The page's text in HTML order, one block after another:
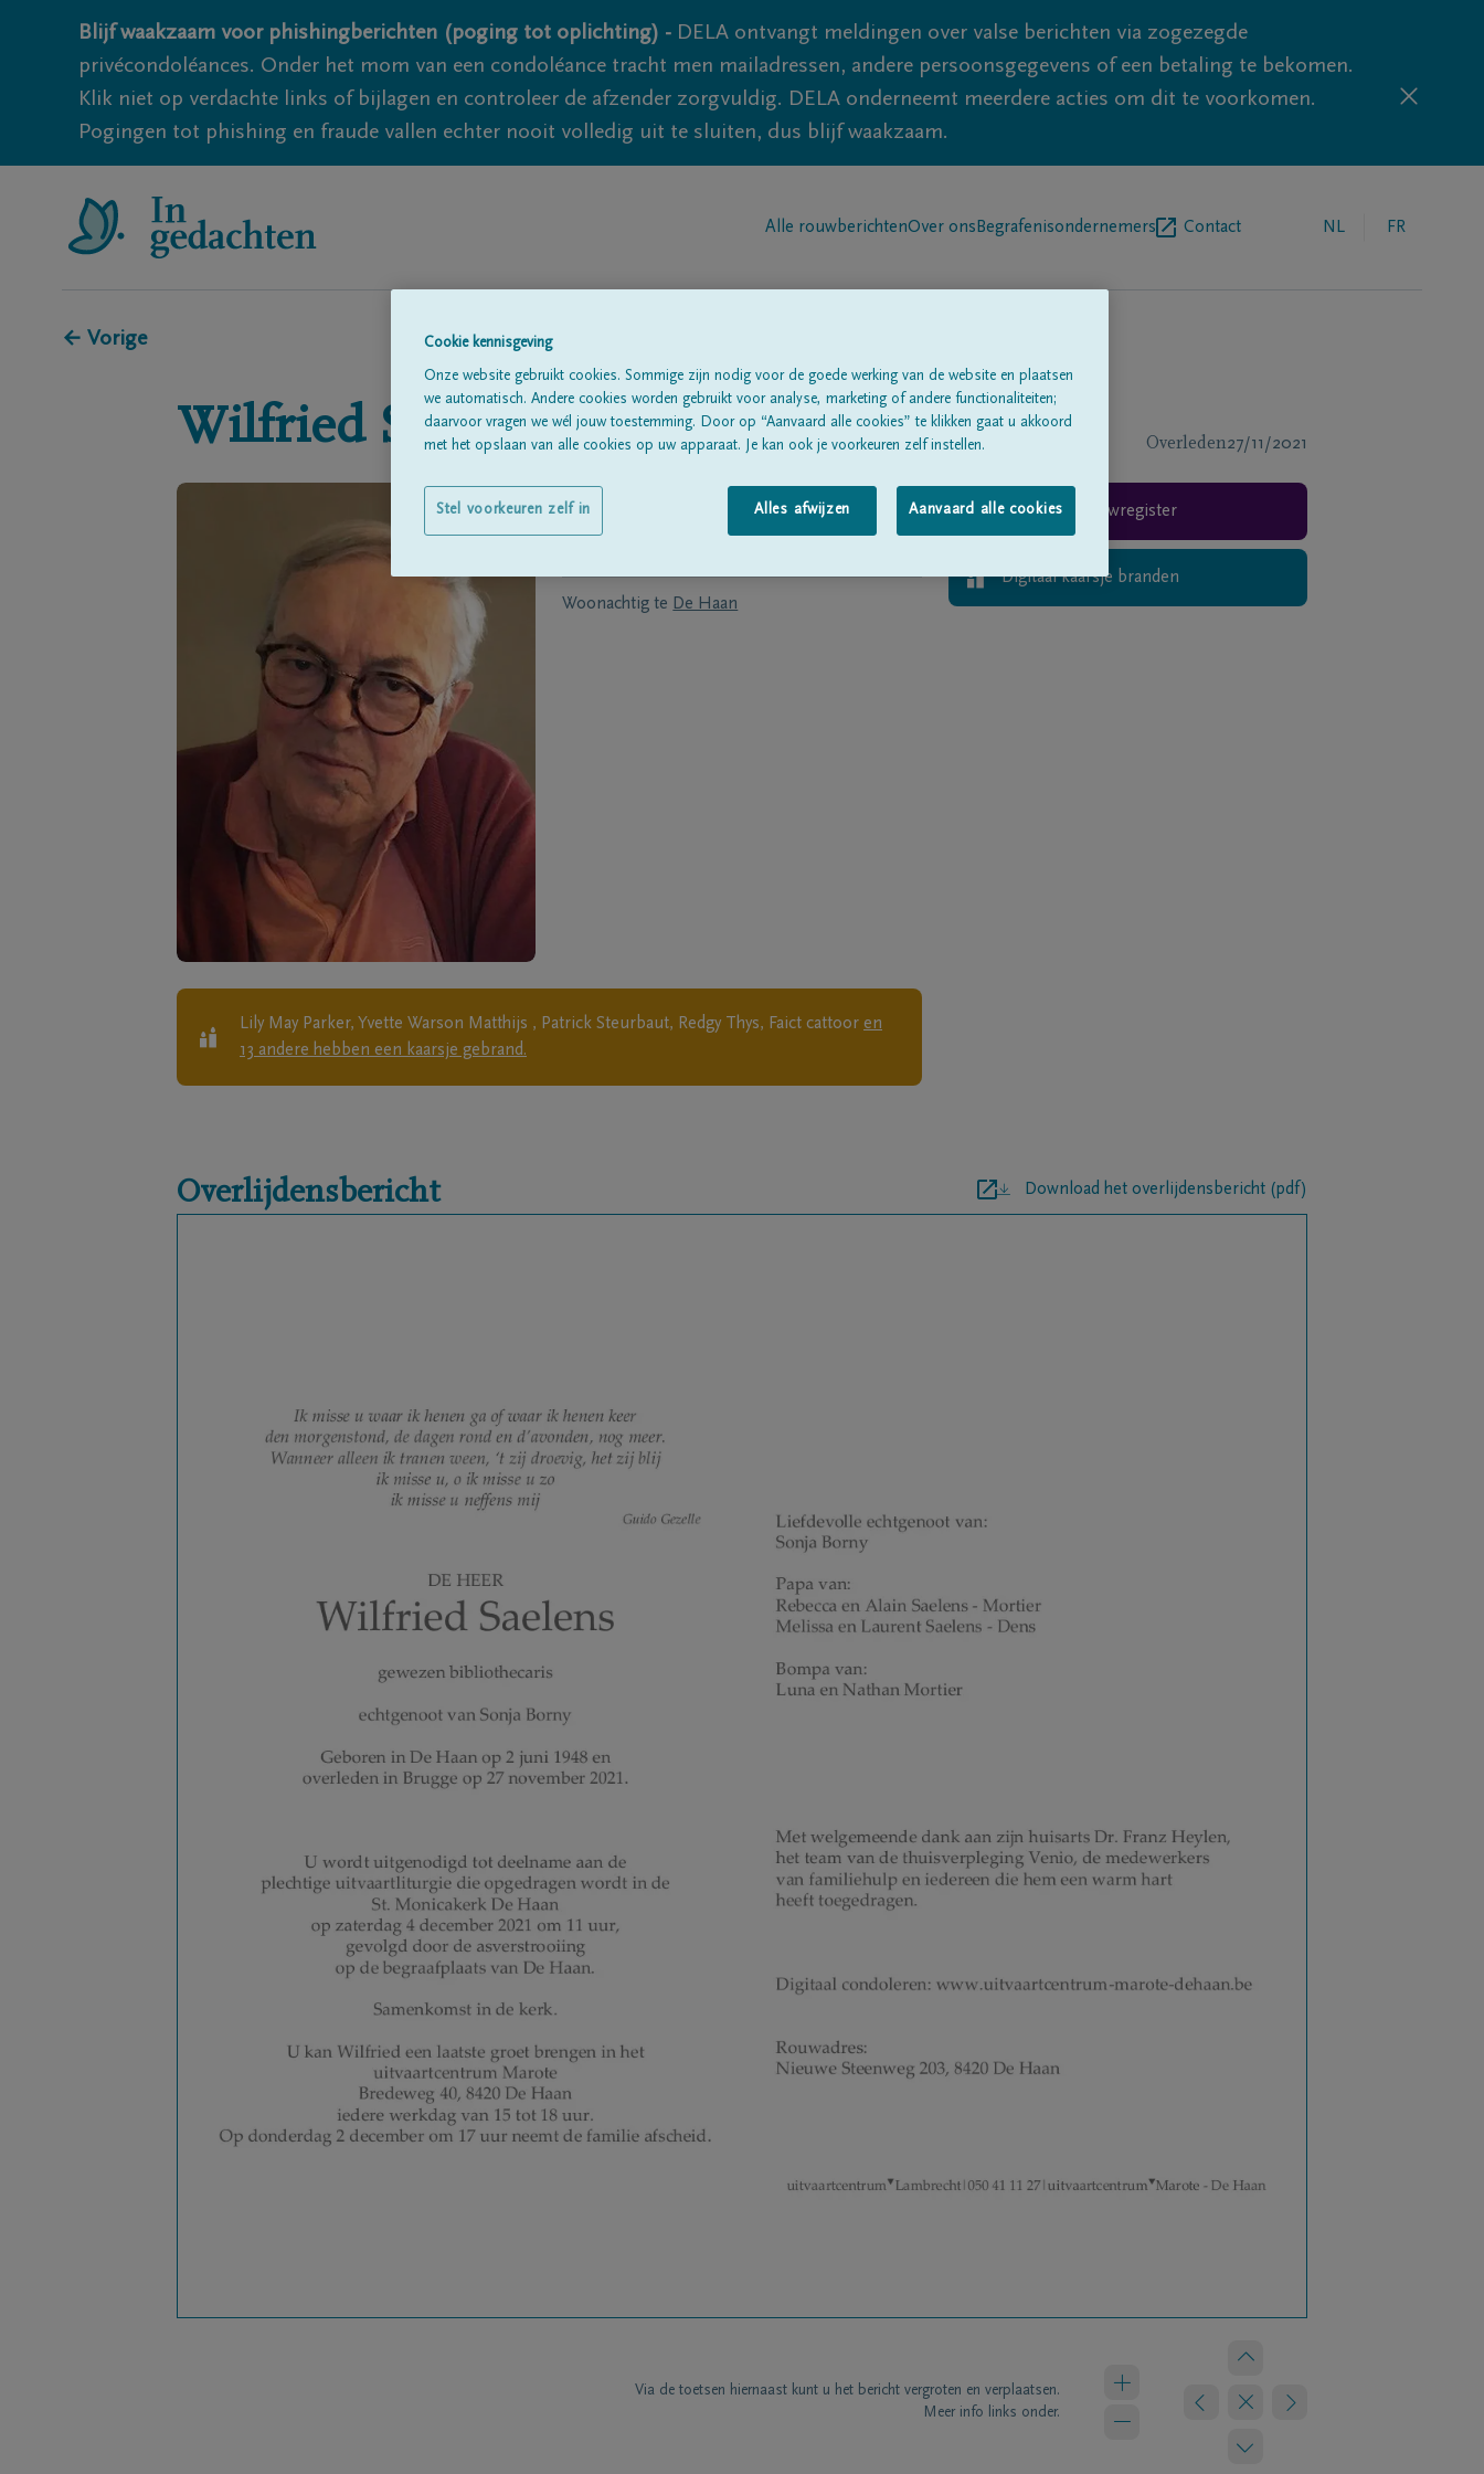
Blijf waakzaam voor phishingberichten (poging tot oplichting) - DELA ontvangt meldingen over valse berichten via zogezegde
privécondoléances. Onder het mom van een condoléance tracht men mailadressen, andere persoonsgegevens of een betaling te bekomen.
Klik niet op verdachte links of bijlagen en controleer de afzender zorgvuldig. DELA onderneemt meerdere acties om dit te voorkomen.
Pogingen tot phishing en fraude vallen echter nooit volledig uit te sluiten, dus blijf waakzaam.
Alle rouwberichtenOver ons Begrafenisondernemers Contact NL FR
← Vorige
Wilfried Saelens Overleden27/11/2021
Woonachtig te De Haan
Lily May Parker, Yvette Warson Matthijs , Patrick Steurbaut, Redgy Thys, Faict cattoor en
13 andere hebben een kaarsje gebrand.
Rouwregister
Digitaal kaarsje branden
Overlijdensbericht Download het overlijdensbericht (pdf)
Via de toetsen hiernaast kunt u het bericht vergroten en verplaatsen.
Meer info links onder.
Cookie kennisgeving
Onze website gebruikt cookies. Sommige zijn nodig voor de goede werking van de website en plaatsen
we automatisch. Andere cookies worden gebruikt voor analyse, marketing of andere functionaliteiten;
daarvoor vragen we wél jouw toestemming. Door op “Aanvaard alle cookies” te klikken gaat u akkoord
met het opslaan van alle cookies op uw apparaat. Je kan ook je voorkeuren zelf instellen.
Alles afwijzen Aanvaard alle cookies
Stel voorkeuren zelf in